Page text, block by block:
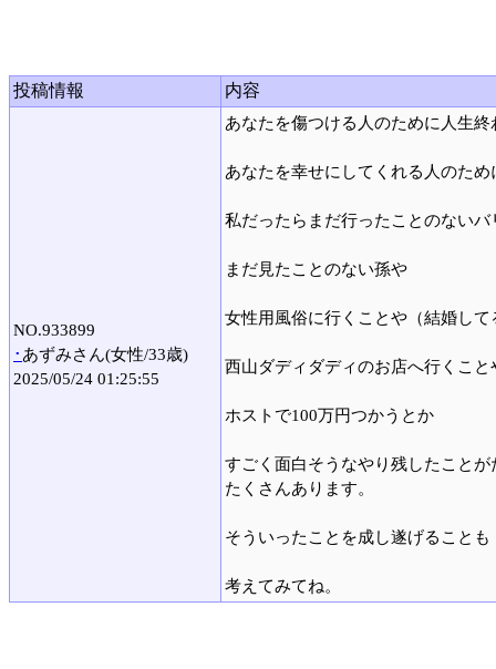
投稿情報 内容
NO.933899
･ あずみさん(女性/33歳)
2025/05/24 01:25:55
あなたを傷つける人のために人生
あなたを幸せにしてくれる人のため
私だったらまだ行ったことのないバ
まだ見たことのない孫や
女性用風俗に行くことや（結婚し
西山ダディダディのお店へ行くこと
ホストで100万円つかうとか
すごく面白そうなやり残したことが
たくさんあります。
そういったことを成し遂げることも
考えてみてね。